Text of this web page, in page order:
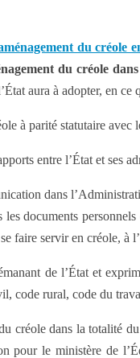
du créole
du créole
aura à adopter, en
à parité statutaire avec
entre l’État et ses
dans
documents
servir en créole, à
de l’État et
code rural, code du
dans la totalité
pour le ministère de